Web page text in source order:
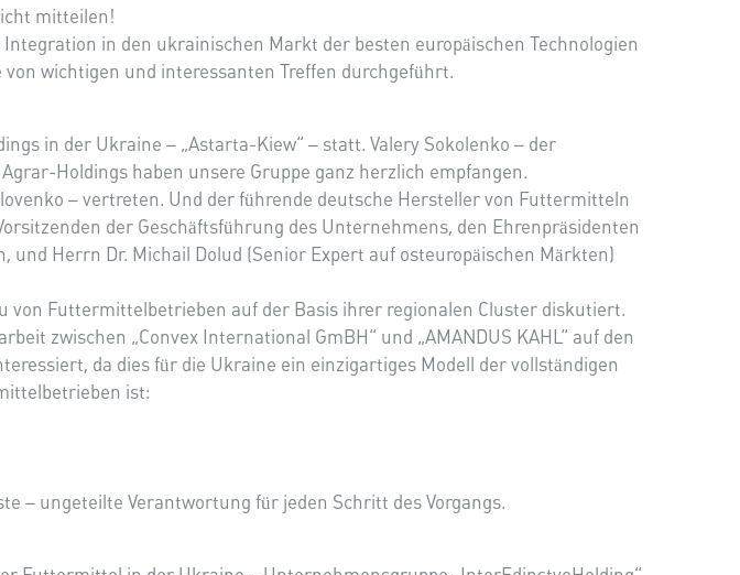
mitteilen!
in den ukrainischen Markt der besten europäischen Technologien
wichtigen und interessanten Treffen durchgeführt.
in der Ukraine – „Astarta-Kiew“ – statt. Valery Sokolenko – der
Holdings haben unsere Gruppe ganz herzlich empfangen.
– vertreten. Und der führende deutsche Hersteller von Futtermitteln
der Geschäftsführung des Unternehmens, den Ehrenpräsidenten
Herrn Dr. Michail Dolud (Senior Expert auf osteuropäischen Märkten)
von Futtermittelbetrieben auf der Basis ihrer regionalen Cluster diskutiert.
zwischen „Convex International GmBH“ und „AMANDUS KAHL“ auf den
da dies für die Ukraine ein einzigartiges Modell der vollständigen
ist:
– ungeteilte Verantwortung für jeden Schritt des Vorgangs.